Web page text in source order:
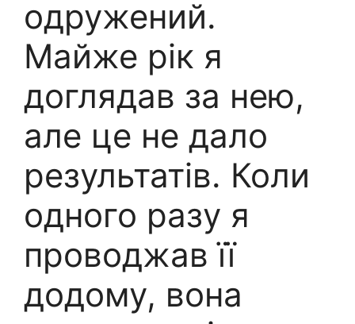
одружений.
Майже рік я
доглядав за нею,
але це не дало
результатів. Коли
одного разу я
проводжав її
додому, вона